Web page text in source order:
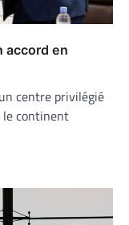
accord en
centre privilégié
le continent